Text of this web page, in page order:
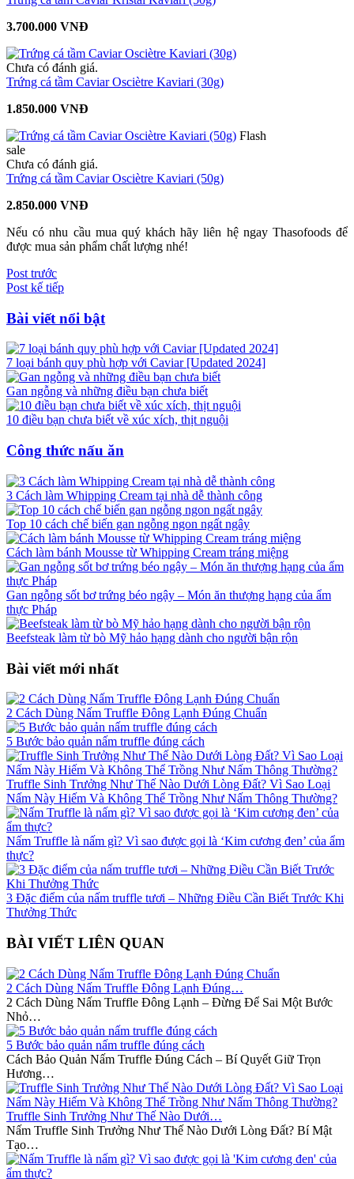
3.700.000 VNĐ
Chưa có đánh giá.
Trứng cá tầm Caviar Osciètre Kaviari (30g)
1.850.000 VNĐ
Flash
sale
Chưa có đánh giá.
Trứng cá tầm Caviar Osciètre Kaviari (50g)
2.850.000 VNĐ
Nếu có nhu cầu mua quý khách hãy liên hệ ngay Thasofoods để
được mua sản phẩm chất lượng nhé!
Post trước
Post kế tiếp
Bài viết nổi bật
7 loại bánh quy phù hợp với Caviar [Updated 2024]
Gan ngỗng và những điều bạn chưa biết
10 điều bạn chưa biết về xúc xích, thịt nguội
Công thức nấu ăn
3 Cách làm Whipping Cream tại nhà dễ thành công
Top 10 cách chế biến gan ngỗng ngon ngất ngây
Cách làm bánh Mousse từ Whipping Cream tráng miệng
Gan ngỗng sốt bơ trứng béo ngậy – Món ăn thượng hạng của ẩm
thực Pháp
Beefsteak làm từ bò Mỹ hảo hạng dành cho người bận rộn
Bài viết mới nhất
2 Cách Dùng Nấm Truffle Đông Lạnh Đúng Chuẩn
5 Bước bảo quản nấm truffle đúng cách
Truffle Sinh Trưởng Như Thế Nào Dưới Lòng Đất? Vì Sao Loại
Nấm Này Hiếm Và Không Thể Trồng Như Nấm Thông Thường?
Nấm Truffle là nấm gì? Vì sao được gọi là ‘Kim cương đen’ của ẩm
thực?
3 Đặc điểm của nấm truffle tươi – Những Điều Cần Biết Trước Khi
Thưởng Thức
BÀI VIẾT LIÊN QUAN
2 Cách Dùng Nấm Truffle Đông Lạnh Đúng…
2 Cách Dùng Nấm Truffle Đông Lạnh – Đừng Để Sai Một Bước
Nhỏ…
5 Bước bảo quản nấm truffle đúng cách
Cách Bảo Quản Nấm Truffle Đúng Cách – Bí Quyết Giữ Trọn
Hương…
Truffle Sinh Trưởng Như Thế Nào Dưới…
Nấm Truffle Sinh Trưởng Như Thế Nào Dưới Lòng Đất? Bí Mật
Tạo…